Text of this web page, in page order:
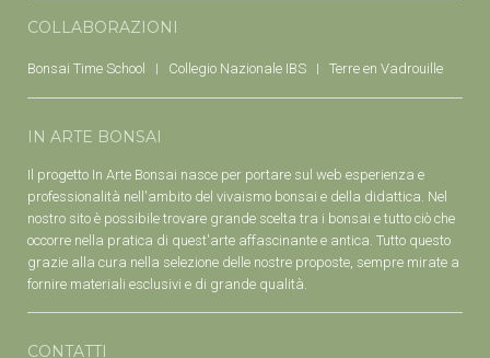
COLLABORAZIONI
Bonsai Time School Collegio Nazionale IBS Terre en Vadrouille
IN ARTE BONSAI
Il progetto In Arte Bonsai nasce per portare sul web esperienza e
professionalità nell'ambito del vivaismo bonsai e della didattica. Nel
nostro sito è possibile trovare grande scelta tra i bonsai e tutto ciò che
occorre nella pratica di quest'arte affascinante e antica. Tutto questo
grazie alla cura nella selezione delle nostre proposte, sempre mirate a
fornire materiali esclusivi e di grande qualità.
CONTATTI